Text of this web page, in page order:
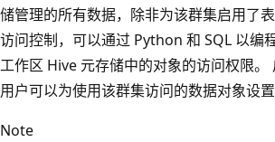
储管理的所有数据，除非为该群集启用了
访问控制，可以通过 Python 和 SQL 以编
工作区 Hive 元存储中的对象的访问权限。
用户可以为使用该群集访问的数据对象设置
Note